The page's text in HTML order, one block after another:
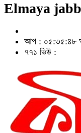
Elmaya
আপ : ০৫:৩৫:৪৮
৭৭১ ভিউ :